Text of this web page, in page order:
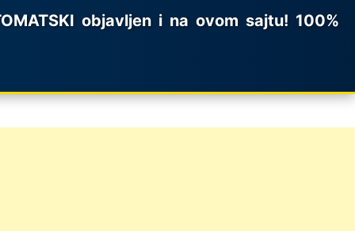
objavljen i na ovom sajtu! 100%